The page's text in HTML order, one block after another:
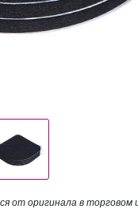
оригинала в торговом